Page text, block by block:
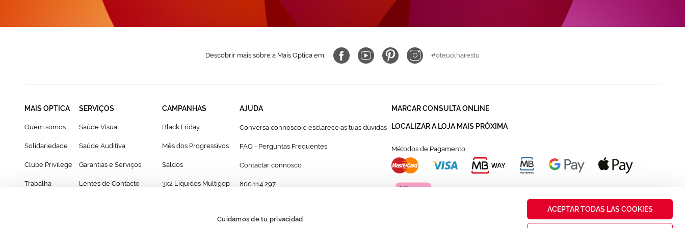
Cuidamos de tu privacidad
ACEPTAR TODAS LAS COOKIES
Descobrir mais sobre a Mais Optica em: #oteuolharestu
MAIS OPTICA
Quem somos
Solidariedade
Clube Privilege
Trabalha
SERVIÇOS
Saúde Visual
Saúde Auditiva
Garantias e Serviços
Lentes de Contacto
CAMPANHAS
Black Friday
Mês dos Progressivos
Saldos
3x2 Líquidos Multigop
AJUDA
Conversa connosco e esclarece as tuas dúvidas
FAQ - Perguntas Frequentes
Contactar connosco
800 114 297
Formulário para acompanhante autorizado de
MARCAR CONSULTA ONLINE
LOCALIZAR A LOJA MAIS PRÓXIMA
Métodos de Pagamento: